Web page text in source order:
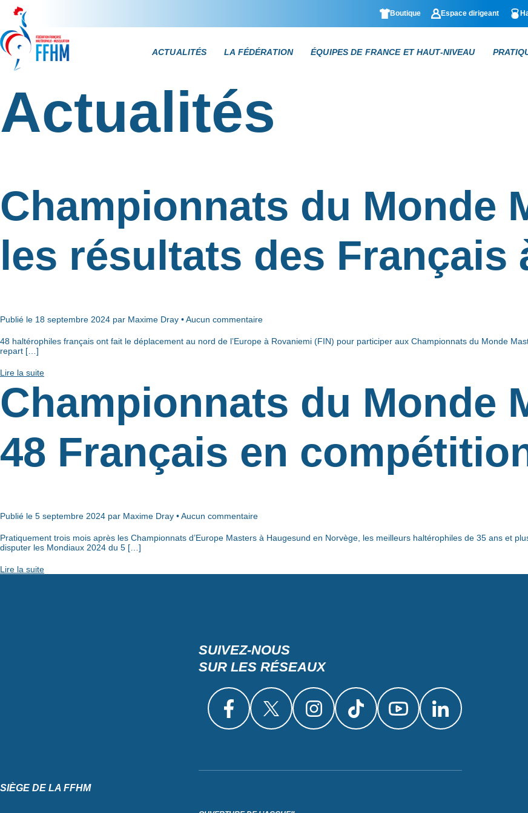
Boutique Espace dirigeant
ACTUALITÉS LA FÉDÉRATION ÉQUIPES DE FRANCE ET HAUT-NIVEAU
Actualités
Championnats du Monde
les résultats des Français
Publié le 18 septembre 2024 par Maxime Dray • Aucun commentaire
48 haltérophiles français ont fait le déplacement au nord de l’Europe à Rovaniemi (FIN) pour participer aux Championnats du Monde
repart […]
Lire la suite
Championnats du Monde
48 Français en
Publié le 5 septembre 2024 par Maxime Dray • Aucun commentaire
Pratiquement trois mois après les Championnats d’Europe Masters à Haugesund en Norvège, les meilleurs haltérophiles de 35 ans et
disputer les Mondiaux 2024 du 5 […]
Lire la suite
SUIVEZ-NOUS
SUR LES RÉSEAUX
SIÈGE DE LA FFHM